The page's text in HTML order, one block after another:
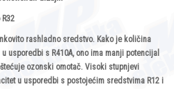
rashladno sredstvo. Kako je količina
usporedbi s R410A, ono ima manji potencijal
ozonski omotač. Visoki stupnjevi
u usporedbi s postojećim sredstvima R12 i